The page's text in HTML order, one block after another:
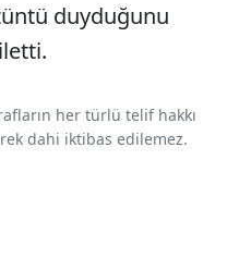
duyduğunu
her türlü telif hakkı
dahi iktibas edilemez.